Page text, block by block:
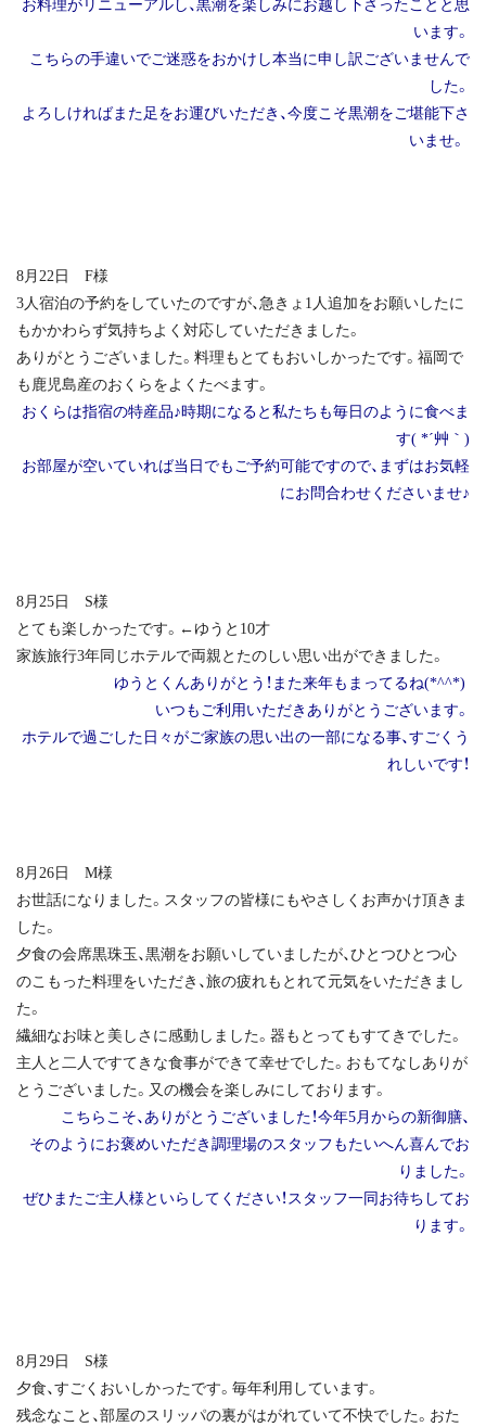
お料理がリニューアルし、黒潮を楽しみにお越し下さったことと思
います。
こちらの手違いでご迷惑をおかけし本当に申し訳ございませんで
した。
よろしければまた足をお運びいただき、今度こそ黒潮をご堪能下さ
いませ。
8月22日 F様
3人宿泊の予約をしていたのですが、急きょ1人追加をお願いしたに
もかかわらず気持ちよく対応していただきました。
ありがとうございました。料理もとてもおいしかったです。福岡で
も鹿児島産のおくらをよくたべます。
おくらは指宿の特産品♪時期になると私たちも毎日のように食べま
す( *´艸｀)
お部屋が空いていれば当日でもご予約可能ですので、まずはお気軽
にお問合わせくださいませ♪
8月25日 S様
とても楽しかったです。←ゆうと10才
家族旅行3年同じホテルで両親とたのしい思い出ができました。
ゆうとくんありがとう！また来年もまってるね(*^^*)
いつもご利用いただきありがとうございます。
ホテルで過ごした日々がご家族の思い出の一部になる事、すごくう
れしいです！
8月26日 M様
お世話になりました。スタッフの皆様にもやさしくお声かけ頂きま
した。
夕食の会席黒珠玉、黒潮をお願いしていましたが、ひとつひとつ心
のこもった料理をいただき、旅の疲れもとれて元気をいただきまし
た。
繊細なお味と美しさに感動しました。器もとってもすてきでした。
主人と二人ですてきな食事ができて幸せでした。おもてなしありが
とうございました。又の機会を楽しみにしております。
こちらこそ、ありがとうございました！今年5月からの新御膳、
そのようにお褒めいただき調理場のスタッフもたいへん喜んでお
りました。
ぜひまたご主人様といらしてください！スタッフ一同お待ちしてお
ります。
8月29日 S様
夕食、すごくおいしかったです。毎年利用しています。
残念なこと、部屋のスリッパの裏がはがれていて不快でした。おた